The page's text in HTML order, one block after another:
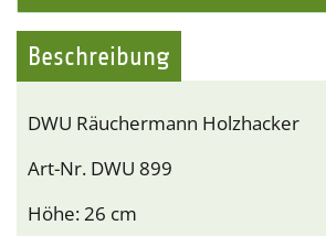
Beschreibung
DWU Räuchermann Holzhacker
Art-Nr. DWU 899
Höhe: 26 cm